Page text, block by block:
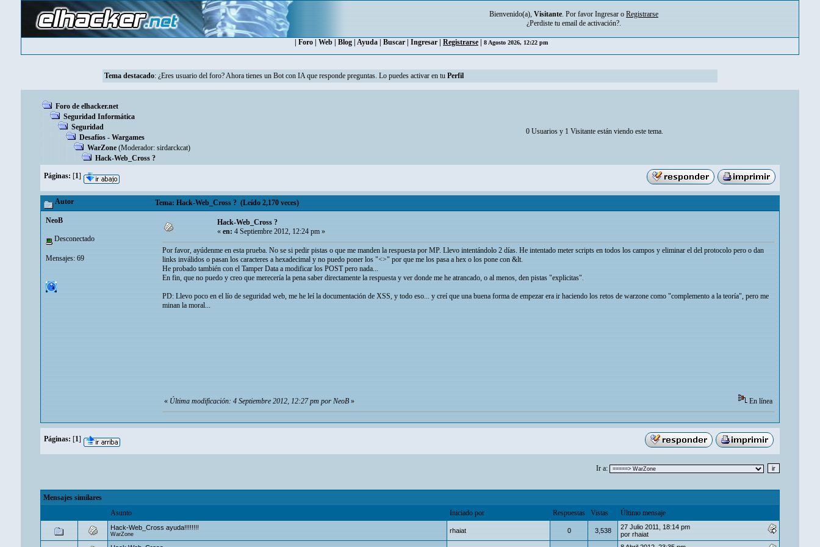
Bienvenido(a), Visitante. Por favor Ingresar o Registrarse
¿Perdiste tu email de activación?.
Foro Web Blog Ayuda Buscar Ingresar Registrarse 8 Agosto 2026, 12:22 pm
Tema destacado: ¿Eres usuario del foro? Ahora tienes un Bot con IA que responde preguntas. Lo puedes activar en tu Perfil
Foro de elhacker.net
Seguridad Informática
Seguridad
Desafíos - Wargames
WarZone (Moderador: sirdarckcat)
Hack-Web_Cross ?
0 Usuarios y 1 Visitante están viendo este tema.
Páginas: [1]
Autor Tema: Hack-Web_Cross ? (Leído 2,170 veces)
NeoB
Desconectado
Mensajes: 69
Hack-Web_Cross ?
«en:4 Septiembre 2012, 12:24 pm »
Por favor, ayúdenme en esta prueba. No se si pedir pistas o que me manden la respuesta por MP. Llevo intentándolo 2 días. He intentado meter scripts en todos los campos y eliminar el del protocolo pero o dan
links inválidos o pasan los caracteres a hexadecimal y no puedo poner los "<>" por que me los pasa a hex o los pone con &lt.
He probado también con el Tamper Data a modificar los POST pero nada...
En fin, que no puedo y creo que merecería la pena saber directamente la respuesta y ver donde me he atrancado, o al menos, den pistas "explicitas".
PD: Llevo poco en el lío de seguridad web, me he leí la documentación de XSS, y todo eso... y creí que una buena forma de empezar era ir haciendo los retos de warzone como "complemento a la teoría", pero me
minan la moral...
«Última modificación: 4 Septiembre 2012, 12:27 pm por NeoB» En línea
Páginas: [1]
Ir a:
Mensajes similares
Asunto
Iniciado por Respuestas Vistas Último mensaje
Hack-Web_Cross ayuda!!!!!!!!
WarZone rhaiat 0 3,538
27 Julio 2011, 18:14 pm
por rhaiat